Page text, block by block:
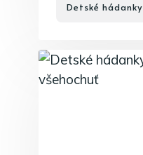
Detské hádanky